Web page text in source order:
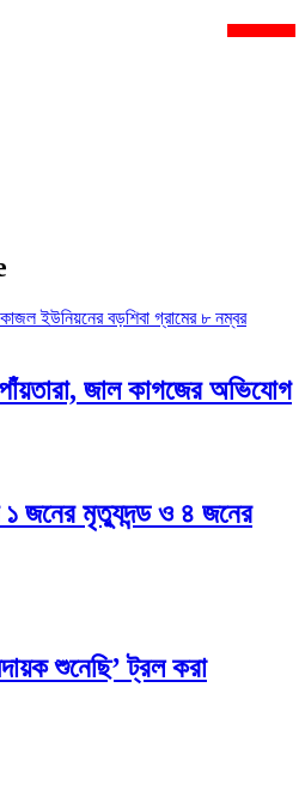
জাল কাগজের অভিযোগ
১ জনের মৃত্যুদন্ড ও ৪ জনের
শুনেছি’ ট্রল করা